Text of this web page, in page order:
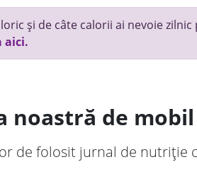
și de câte calorii ai nevoie
aici.
noastră de mobil
de folosit jurnal de nutriție